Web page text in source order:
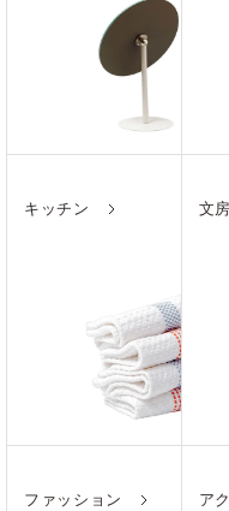
キッチン 文
ファッション ア